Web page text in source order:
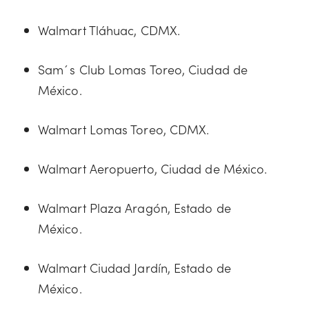
Walmart Tláhuac, CDMX.
Sam´s Club Lomas Toreo, Ciudad de
México.
Walmart Lomas Toreo, CDMX.
Walmart Aeropuerto, Ciudad de México.
Walmart Plaza Aragón, Estado de
México.
Walmart Ciudad Jardín, Estado de
México.